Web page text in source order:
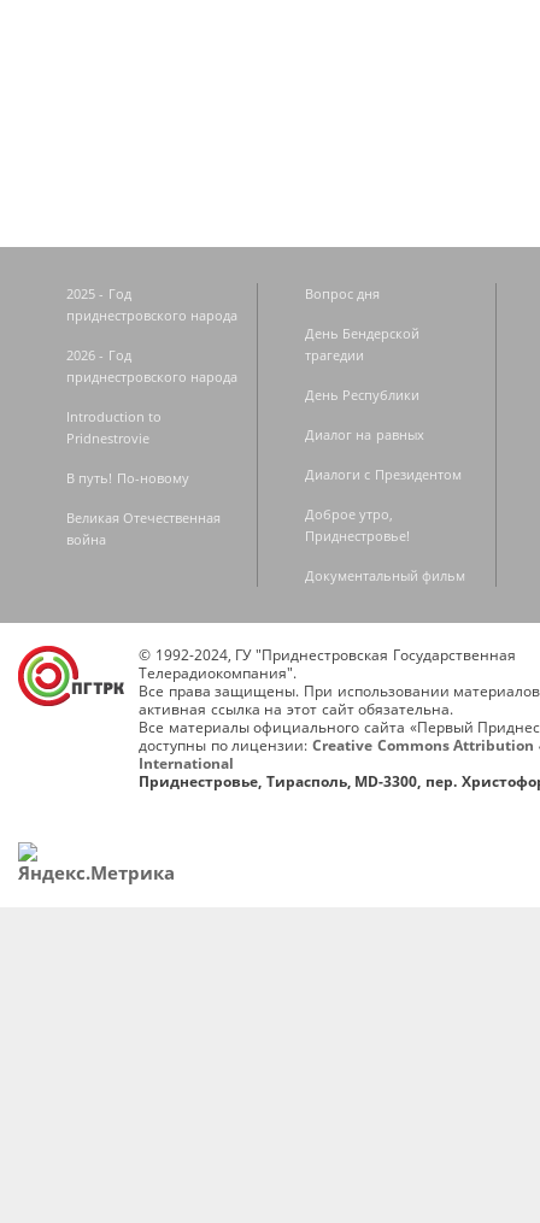
2025 - Год
приднестровского народа
2026 - Год
приднестровского народа
Introduction to
Pridnestrovie
В путь! По-новому
Великая Отечественная
война
Вопрос дня
День Бендерской
трагедии
День Республики
Диалог на равных
Диалоги с Президентом
Доброе утро,
Приднестровье!
Документальный фильм
© 1992-2024, ГУ "Приднестровская Государственная
Телерадиокомпания".
Все права защищены. При использовании
активная ссылка на этот сайт обязательна.
Все материалы официального сайта «Первый
доступны по лицензии: Creative Commons Attribution
International
Приднестровье, Тирасполь, MD-3300, пер.